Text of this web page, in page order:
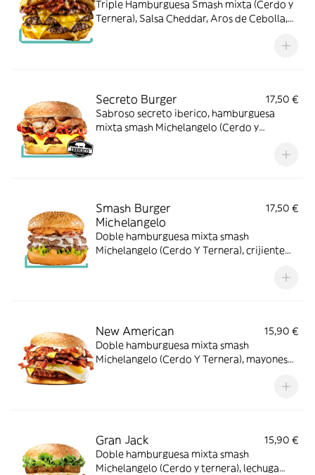
Triple Hamburguesa Smash mixta (Cerdo y
Ternera), Salsa Cheddar, Aros de Cebolla,
Cheddar y la famosa Salsa Michelangelo.
Secreto Burger
17,50 €
Sabroso secreto iberico, hamburguesa
mixta smash Michelangelo (Cerdo y
Smash Burger
Michelangelo
17,50 €
Doble hamburguesa mixta smash
Michelangelo (Cerdo Y Ternera), crijiente
New American
15,90 €
Doble hamburguesa mixta smash
Michelangelo (Cerdo Y Ternera), mayonesa,
Gran Jack
15,90 €
Doble hamburguesa mixta smash
Michelangelo (Cerdo y ternera), lechuga